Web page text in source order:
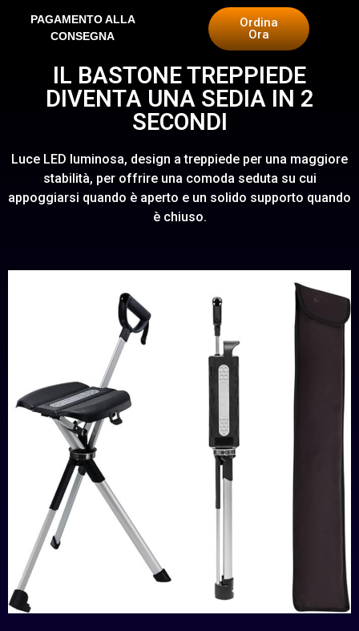
PAGAMENTO ALLA
CONSEGNA
Ordina
Ora
IL BASTONE TREPPIEDE
DIVENTA UNA SEDIA IN 2
SECONDI
Luce LED luminosa, design a treppiede per una maggiore
stabilità, per offrire una comoda seduta su cui
appoggiarsi quando è aperto e un solido supporto quando
è chiuso.